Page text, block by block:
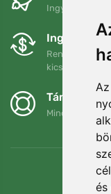
és
Ingyenes
Ingyenes
Rendelését 90
kicserélheti.
Támogatjuk
Minden